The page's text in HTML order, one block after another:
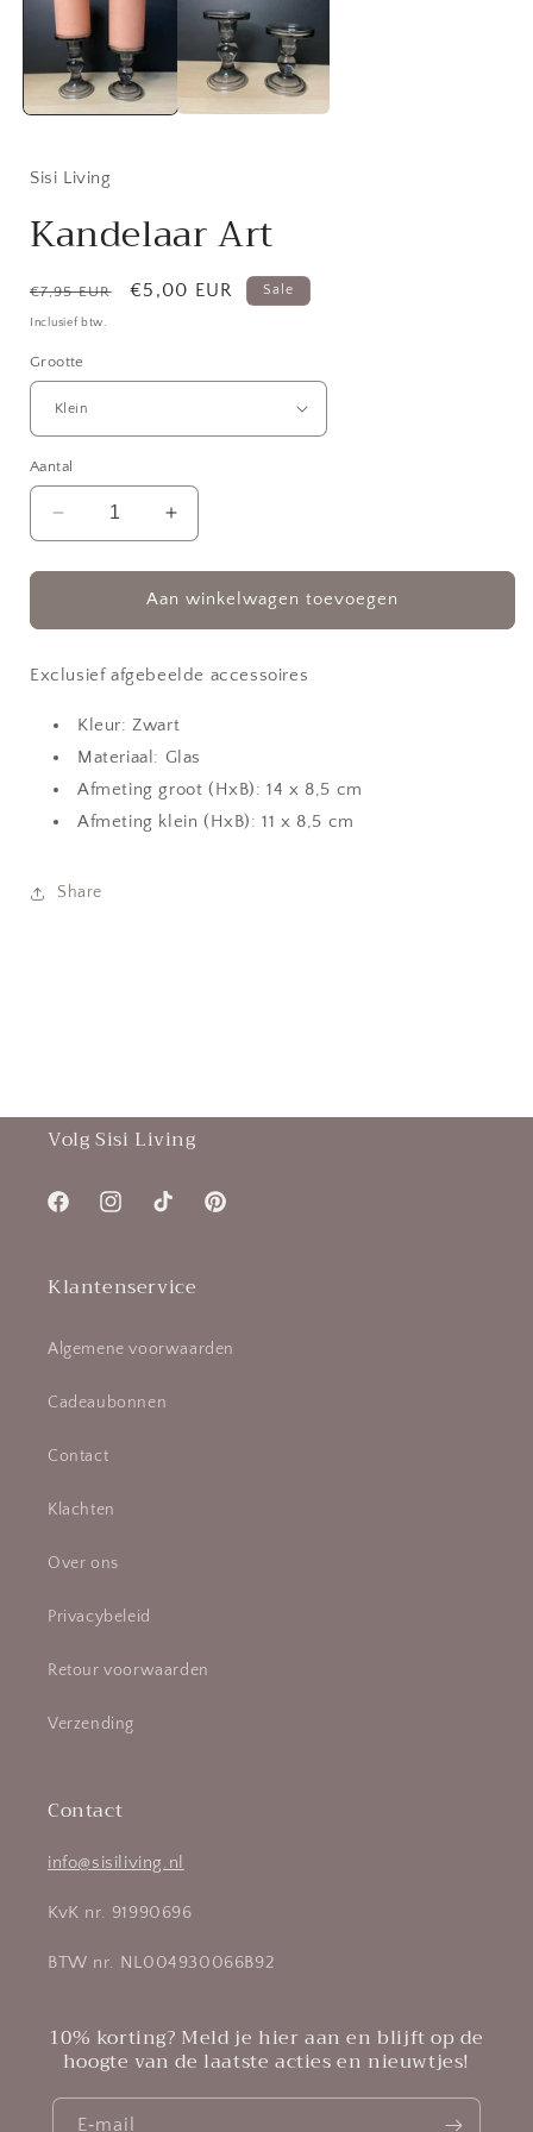
modaal
Sisi Living
Kandelaar Art
Normale
prijs
€7,95 EUR Aanbiedingsprijs
€5,00 EUR Sale
Inclusief btw.
Grootte
Aantal
Aantal
verlagen
voor
Kandelaar
Aantal
verhogen
voor
Kandelaar
Aan winkelwagen toevoegen
Exclusief afgebeelde accessoires
Kleur: Zwart
Materiaal: Glas
Afmeting groot (HxB): 14 x 8,5 cm
Afmeting klein (HxB): 11 x 8,5 cm
Share
Volg Sisi Living
FacebookInstagramTikTok Pinterest
Klantenservice
Algemene voorwaarden
Cadeaubonnen
Contact
Klachten
Over ons
Privacybeleid
Retour voorwaarden
Verzending
Contact
info@sisiliving.nl
KvK nr. 91990696
BTW nr. NL004930066B92
10% korting? Meld je hier aan en blijft op de
hoogte van de laatste acties en nieuwtjes!
E‑mail